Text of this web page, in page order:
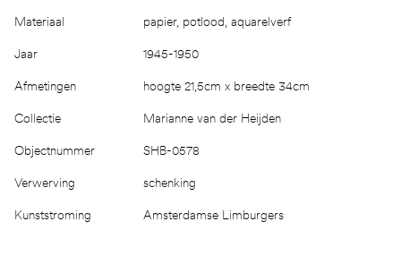
Materiaal papier, potlood, aquarelverf
Jaar 1945-1950
Afmetingen hoogte 21,5cm x breedte 34cm
Collectie Marianne van der Heijden
Objectnummer SHB-0578
Verwerving schenking
Kunststroming Amsterdamse Limburgers